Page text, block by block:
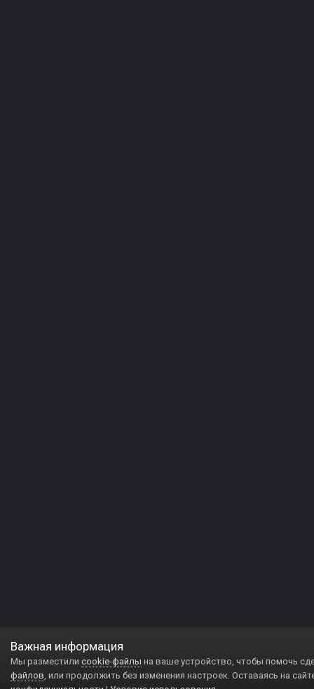
Важная информация
Мы разместили cookie-файлы на ваше устройство, чтобы помочь
файлов, или продолжить без изменения настроек. Оставаясь на